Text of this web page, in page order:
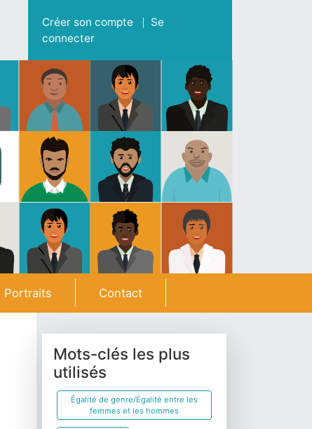
Menu du compte de l'utilisateur
Créer son compte
Se
connecter
Portraits Contact
Mots-clés les plus
utilisés
Égalité de genre/Égalité entre les
femmes et les hommes